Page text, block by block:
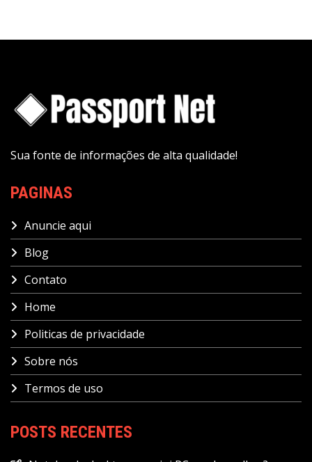
Sua fonte de informações de alta qualidade!
PAGINAS
Anuncie aqui
Blog
Contato
Home
Politicas de privacidade
Sobre nós
Termos de uso
POSTS RECENTES